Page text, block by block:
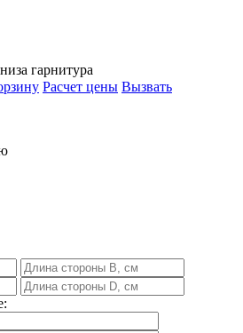
гарнитура
Расчет цены Вызвать